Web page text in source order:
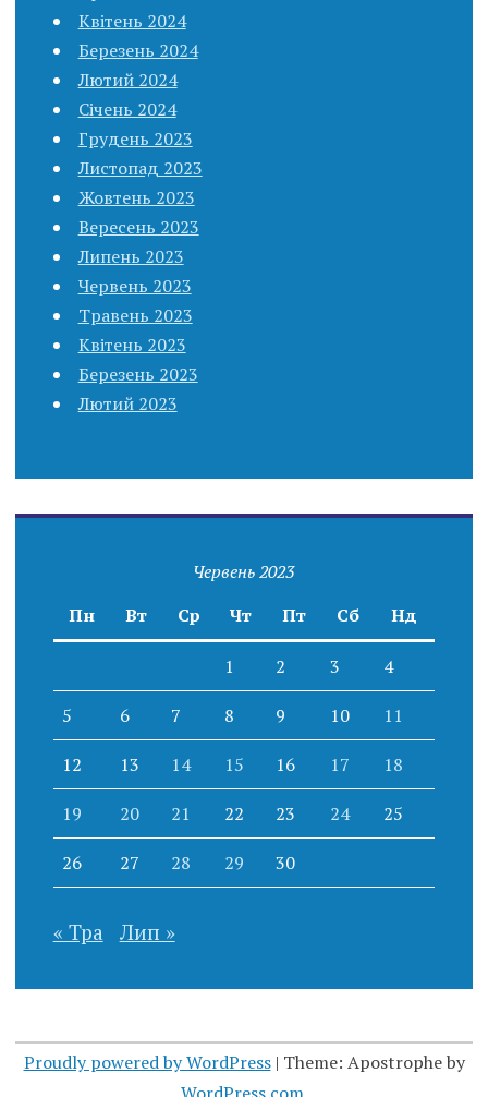
Квітень 2024
Березень 2024
Лютий 2024
Січень 2024
Грудень 2023
Листопад 2023
Жовтень 2023
Вересень 2023
Липень 2023
Червень 2023
Травень 2023
Квітень 2023
Березень 2023
Лютий 2023
Червень 2023
Пн
Вт Ср Чт Пт Сб Нд
1 2 3 4
5 6 7 8 9 10 11
12 13 14 15 16 17 18
19 20 21 22 23 24 25
26 27 28 29 30
« Тра Лип »
Proudly powered by WordPress | Theme: Apostrophe by